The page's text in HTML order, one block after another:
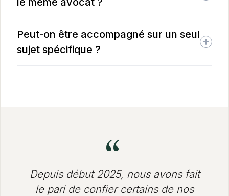
spécialités, notre structure est organisée en
plusieurs équipes d'experts. Pour chaque demande
pouvez souscrire à notre option
Peut-on être accompagné sur un seul
sujet spécifique ?
“
Depuis début 2025, nous avons fait
le pari de confier certains de nos